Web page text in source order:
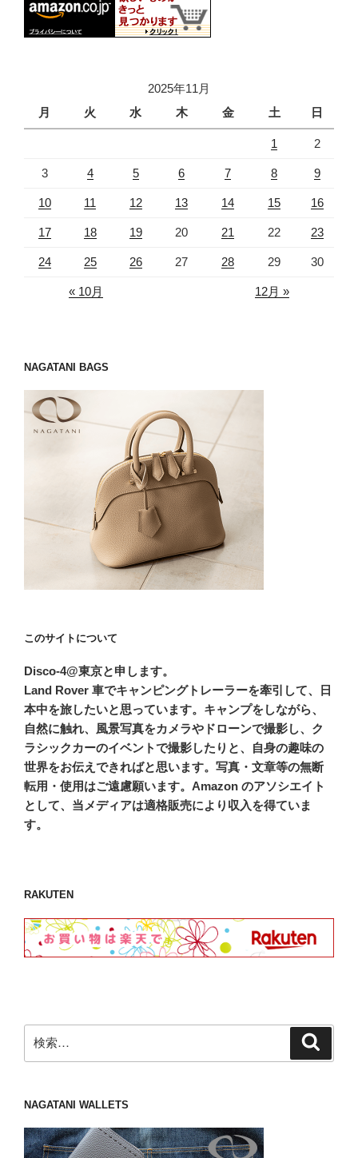
2025年11月
月
火 水 木 金 土 日
1 2
3 4 5 6 7 8 9
10 11 12 13 14 15 16
17 18 19 20 21 22 23
24 25 26 27 28 29 30
« 10月 12月 »
NAGATANI BAGS
このサイトについて
Disco-4@東京と申します。
Land Rover 車でキャンピングトレーラーを牽引して、日
本中を旅したいと思っています。キャンプをしながら、
自然に触れ、風景写真をカメラやドローンで撮影し、ク
ラシックカーのイベントで撮影したりと、自身の趣味の
世界をお伝えできればと思います。写真・文章等の無断
転用・使用はご遠慮願います。Amazon のアソシエイト
として、当メディアは適格販売により収入を得ていま
す。
RAKUTEN
索:
NAGATANI WALLETS